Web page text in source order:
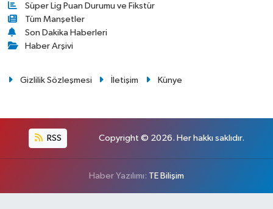
Süper Lig Puan Durumu ve Fikstür
Tüm Manşetler
Son Dakika Haberleri
Haber Arşivi
Gizlilik Sözleşmesi İletişim Künye
RSS Copyright © 2026. Her hakkı saklıdır.
Haber Yazılımı: TE Bilişim